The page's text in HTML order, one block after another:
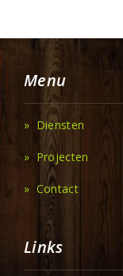
Menu
» Diensten
» Projecten
» Contact
Links